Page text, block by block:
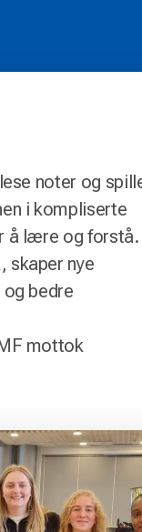
noter og
i kompliserte
å lære og forstå.
skaper nye
og bedre
mottok